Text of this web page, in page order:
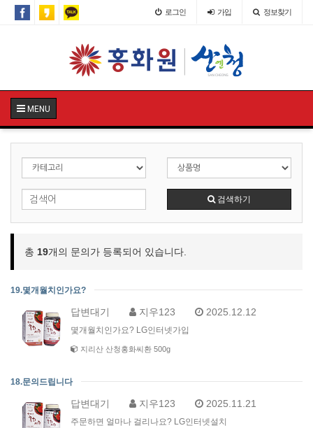
로그인 가입 정보찾기
MENU
검색하기
총 19개의 문의가 등록되어 있습니다.
19.몇개월치인가요?
답변대기 지우123 2025.12.12
몇개월치인가요? LG인터넷가입
지리산 산청홍화씨환 500g
18.문의드립니다
답변대기 지우123 2025.11.21
주문하면 얼마나 걸리나요? LG인터넷설치